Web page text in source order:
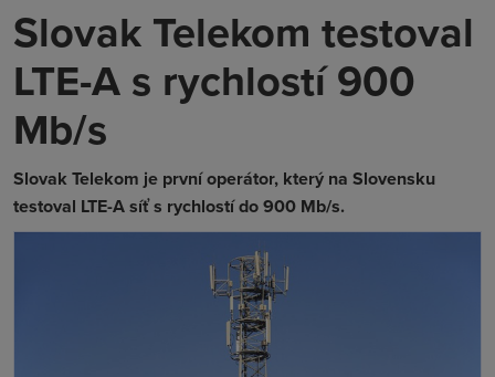
Slovak Telekom testoval
LTE-A s rychlostí 900
Mb/s
Slovak Telekom je první operátor, který na Slovensku
testoval LTE-A síť s rychlostí do 900 Mb/s.